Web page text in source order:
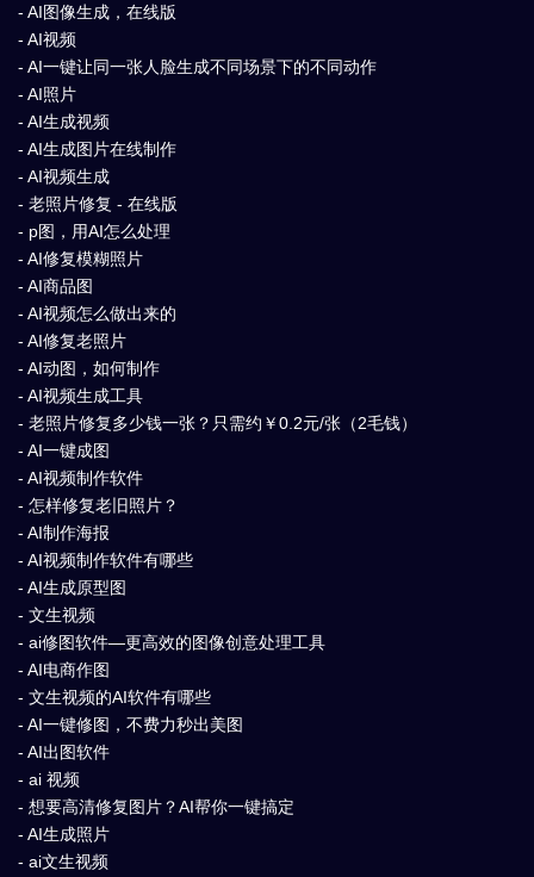
- AI图像生成，在线版
- AI视频
- AI一键让同一张人脸生成不同场景下的不同动作
- AI照片
- AI生成视频
- AI生成图片在线制作
- AI视频生成
- 老照片修复 - 在线版
- p图，用AI怎么处理
- AI修复模糊照片
- AI商品图
- AI视频怎么做出来的
- AI修复老照片
- AI动图，如何制作
- AI视频生成工具
- 老照片修复多少钱一张？只需约￥0.2元/张（2毛钱）
- AI一键成图
- AI视频制作软件
- 怎样修复老旧照片？
- AI制作海报
- AI视频制作软件有哪些
- AI生成原型图
- 文生视频
- ai修图软件—更高效的图像创意处理工具
- AI电商作图
- 文生视频的AI软件有哪些
- AI一键修图，不费力秒出美图
- AI出图软件
- ai 视频
- 想要高清修复图片？AI帮你一键搞定
- AI生成照片
- ai文生视频